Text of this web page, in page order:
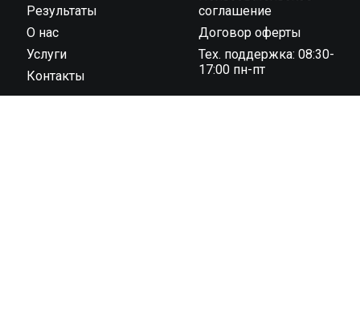
Результаты
О нас
Услуги
Контакты
соглашение
Договор оферты
Тех. поддержка: 08:30-
17:00 пн-пт